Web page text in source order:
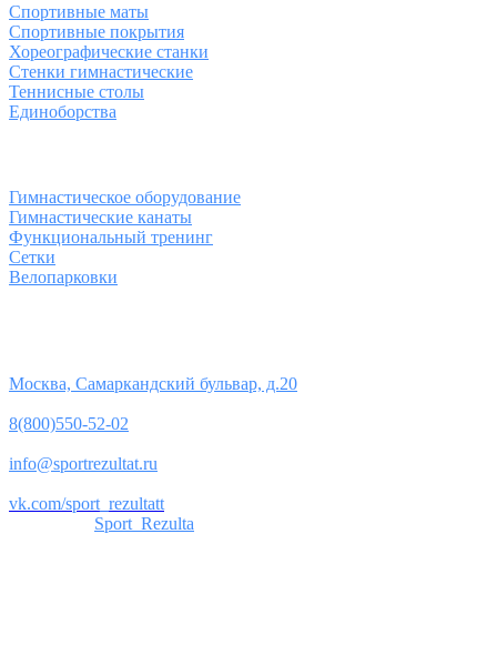
Спортивные маты
Спортивные покрытия
Хореографические станки
Стенки гимнастические
Теннисные столы
Единоборства
Гимнастическое оборудование
Гимнастические канаты
Функциональный тренинг
Сетки
Велопарковки
Москва, Самаркандский бульвар, д.20
8(800)550-52-02
info@sportrezultat.ru
vk.com/sport_rezultatt
Sport_Rezulta